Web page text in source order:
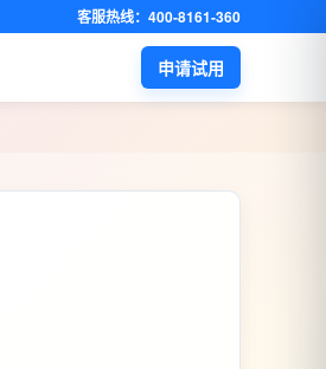
客服热线：400-8161-360
申请试用